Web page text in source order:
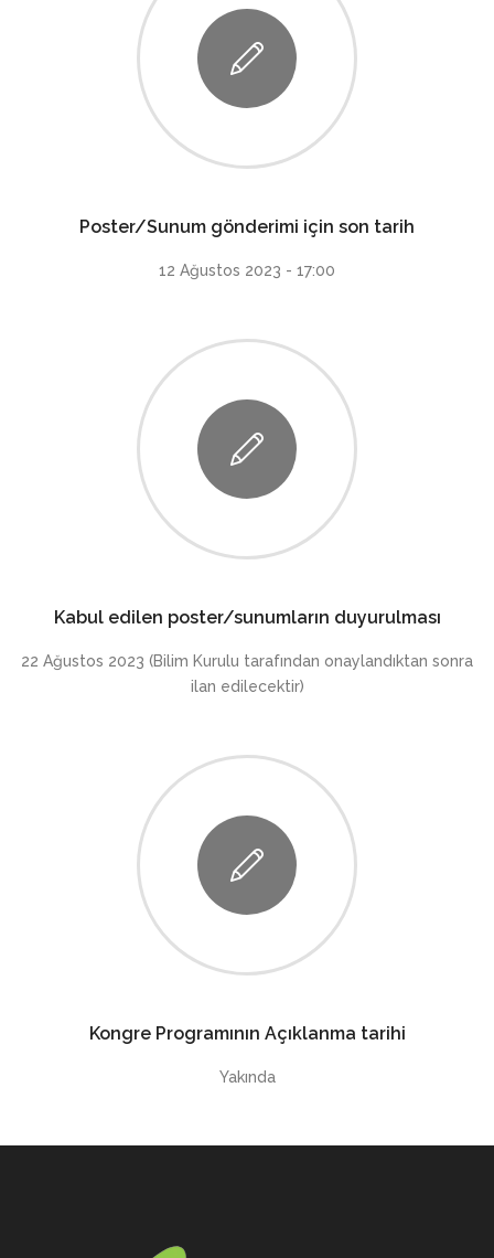
Poster/Sunum gönderimi için son tarih
12 Ağustos 2023 - 17:00
Kabul edilen poster/sunumların duyurulması
22 Ağustos 2023 (Bilim Kurulu tarafından onaylandıktan sonra
ilan edilecektir)
Kongre Programının Açıklanma tarihi
Yakında